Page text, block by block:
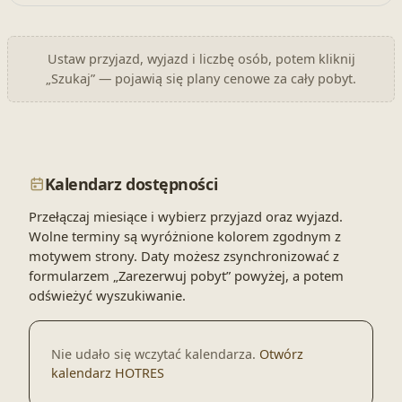
Ustaw przyjazd, wyjazd i liczbę osób, potem kliknij
„Szukaj” — pojawią się plany cenowe za cały pobyt.
Kalendarz dostępności
Przełączaj miesiące i wybierz przyjazd oraz wyjazd.
Wolne terminy są wyróżnione kolorem zgodnym z
motywem strony. Daty możesz zsynchronizować z
formularzem „Zarezerwuj pobyt” powyżej, a potem
odświeżyć wyszukiwanie.
Nie udało się wczytać kalendarza. Otwórz
kalendarz HOTRES